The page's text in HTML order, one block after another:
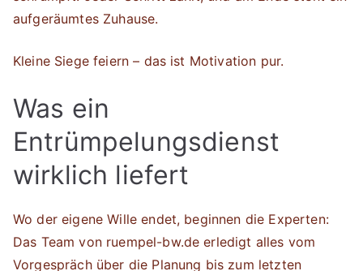
aufgeräumtes Zuhause.
Kleine Siege feiern – das ist Motivation pur.
Was ein
Entrümpelungsdienst
wirklich liefert
Wo der eigene Wille endet, beginnen die Experten:
Das Team von ruempel-bw.de erledigt alles vom
Vorgespräch über die Planung bis zum letzten